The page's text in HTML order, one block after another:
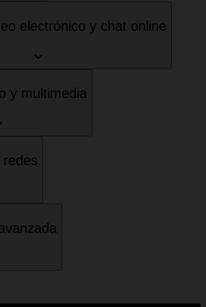
electrónico y chat online
y multimedia
redes